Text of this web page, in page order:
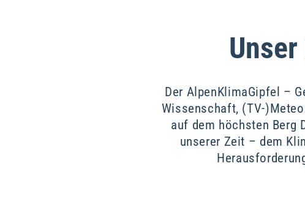
Der AlpenKlimaGipfel –
Wissenschaft, (TV-
auf dem höchsten Berg
unserer Zeit – dem